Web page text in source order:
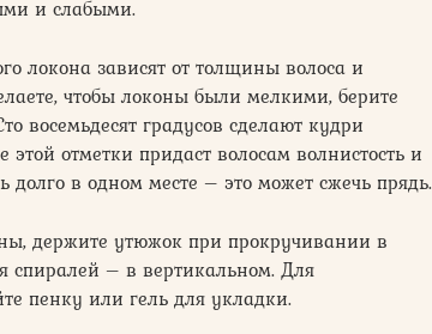
и слабыми.
локона зависят от толщины волоса и
чтобы локоны были мелкими, берите
восемьдесят градусов сделают кудри
отметки придаст волосам волнистость и
в одном месте – это может сжечь прядь.
держите утюжок при прокручивании в
спиралей – в вертикальном. Для
пенку или гель для укладки.